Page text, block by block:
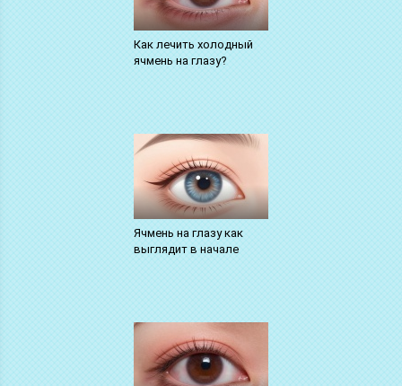
Как лечить холодный
ячмень на глазу?
Ячмень на глазу как
выглядит в начале